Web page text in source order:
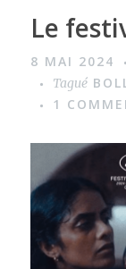
Le
8 MAI 2024
Tagué
1